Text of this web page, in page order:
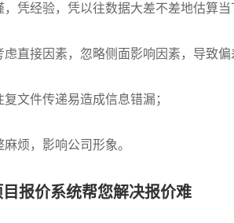
凭经验，凭以往数据大差不差地估算当
直接因素，忽略侧面影响因素，导致偏
文件传递易造成信息错漏；
烦，影响公司形象。
报价系统帮您解决报价难